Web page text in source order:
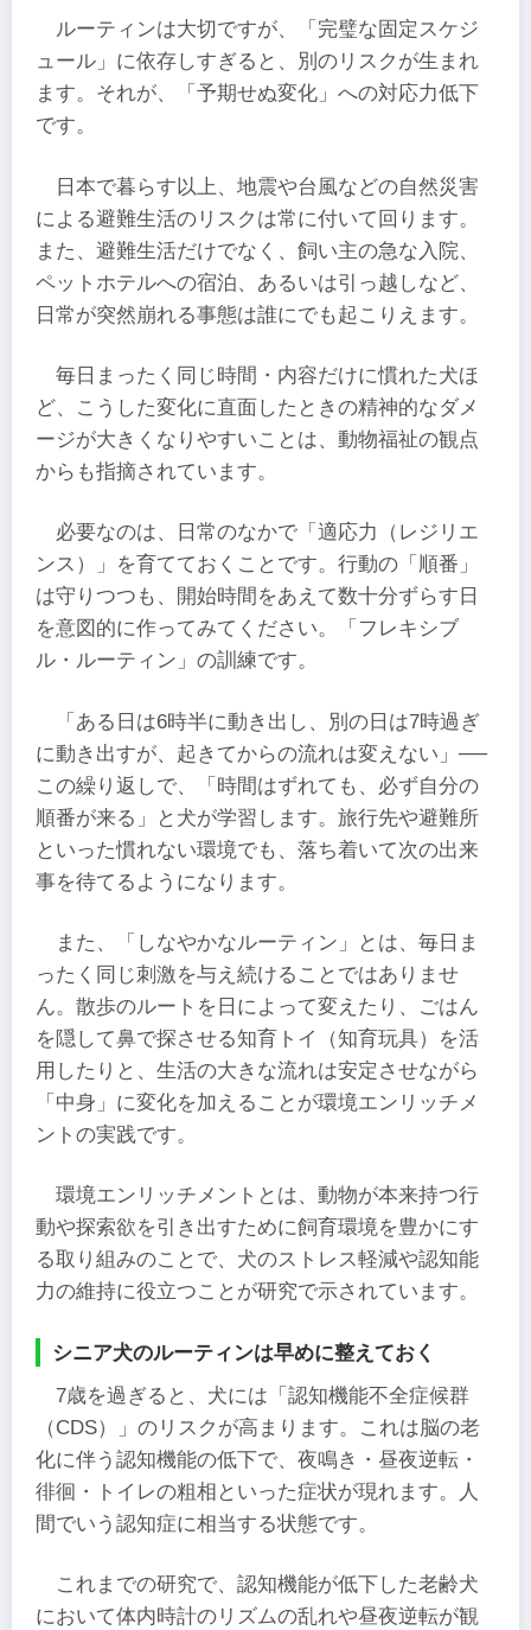
ルーティンは大切ですが、「完璧な固定スケジ
ュール」に依存しすぎると、別のリスクが生まれ
ます。それが、「予期せぬ変化」への対応力低下
です。
日本で暮らす以上、地震や台風などの自然災害
による避難生活のリスクは常に付いて回ります。
また、避難生活だけでなく、飼い主の急な入院、
ペットホテルへの宿泊、あるいは引っ越しなど、
日常が突然崩れる事態は誰にでも起こりえます。
毎日まったく同じ時間・内容だけに慣れた犬ほ
ど、こうした変化に直面したときの精神的なダメ
ージが大きくなりやすいことは、動物福祉の観点
からも指摘されています。
必要なのは、日常のなかで「適応力（レジリエ
ンス）」を育てておくことです。行動の「順番」
は守りつつも、開始時間をあえて数十分ずらす日
を意図的に作ってみてください。「フレキシブ
ル・ルーティン」の訓練です。
「ある日は6時半に動き出し、別の日は7時過ぎ
に動き出すが、起きてからの流れは変えない」──
この繰り返しで、「時間はずれても、必ず自分の
順番が来る」と犬が学習します。旅行先や避難所
といった慣れない環境でも、落ち着いて次の出来
事を待てるようになります。
また、「しなやかなルーティン」とは、毎日ま
ったく同じ刺激を与え続けることではありませ
ん。散歩のルートを日によって変えたり、ごはん
を隠して鼻で探させる知育トイ（知育玩具）を活
用したりと、生活の大きな流れは安定させながら
「中身」に変化を加えることが環境エンリッチメ
ントの実践です。
環境エンリッチメントとは、動物が本来持つ行
動や探索欲を引き出すために飼育環境を豊かにす
る取り組みのことで、犬のストレス軽減や認知能
力の維持に役立つことが研究で示されています。
シニア犬のルーティンは早めに整えておく
7歳を過ぎると、犬には「認知機能不全症候群
（CDS）」のリスクが高まります。これは脳の老
化に伴う認知機能の低下で、夜鳴き・昼夜逆転・
徘徊・トイレの粗相といった症状が現れます。人
間でいう認知症に相当する状態です。
これまでの研究で、認知機能が低下した老齢犬
において体内時計のリズムの乱れや昼夜逆転が観